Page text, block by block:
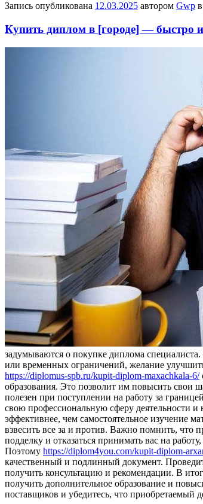
Запись опубликована 12.03.2025 автором Gwp
Купить диплом в [городе] — быстро и
задумываются о покупке диплома
или временных ограничений, желание
https://diplomus-spb.ru/kupit-diplom-maxachkala-6/
образования. Это позволит им повысить свои
полезен при поступлении на работу за
свою профессиональную сферу деятельности
эффективнее, чем самостоятельное изучение
взвесить все за и против. Важно помнить, что
подделку и отказаться принимать вас на
Поэтому https://diplom4you.com/kupit-diplom-
качественный и подлинный документ.
получить консультацию и рекомендации. В
получить дополнительное образование и
поставщиков и убедитесь, что приобретаемый